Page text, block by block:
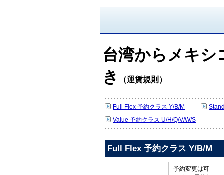
台湾からメキシ
き
（運賃規則）
Full Flex 予約クラス Y/B/M
Value 予約クラス U/H/Q/V/W/S
Full Flex 予約クラス Y/B/M
予約変更は可